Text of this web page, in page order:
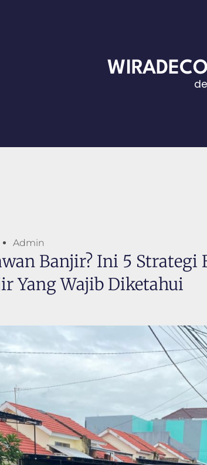
Admin
Banjir? Ini 5 Strategi
Yang Wajib Diketahui​